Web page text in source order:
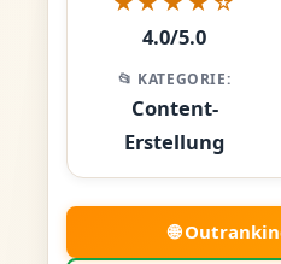
4.0/5.0
📂 KATEGORIE:
Content-
Erstellung
🌐